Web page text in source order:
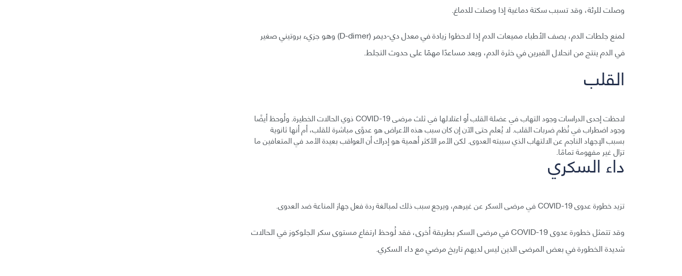
وصلت للرئة، وقد تسبب سكتة دماغية إذا وصلت للدماغ.
لمنع جلطات الدم، يصف الأطباء مميعات الدم إذا لاحظوا زيادة في معدل دي-ديمر (D-dimer) وهو جزيء بروتيني صغير
في الدم ينتج من انحلال الفبرين في خثرة الدم، ويعد مساعدًا مهمًا على حدوث التجلط.
القلب
لاحظت إحدى الدراسات وجود التهاب في عضلة القلب أو اعتلالها في ثلث مرضى COVID-19 ذوي الحالات الخطيرة. ولُوحظ أيضًا
وجود اضطراب في نُظم ضربات القلب. لا يُعلم حتى الآن إن كان سبب هذه الأعراض هو عدوًى مباشرة للقلب، أم أنها ثانوية
بسبب الإجهاد الناجم عن الالتهاب الذي سببته العدوى. لكن الأمر الأكثر أهمية هو إدراك أن العواقب بعيدة الأمد في المتعافين ما
تزال غير مفهومة تمامًا.
داء السكري
تزيد خطورة عدوى COVID-19 في مرضى السكر عن غيرهم، ويرجع سبب ذلك لمبالغة ردة فعل جهاز المناعة ضد العدوى.
وقد تتمثل خطورة عدوى COVID-19 في مرضى السكر بطريقة أخرى، فقد لُوحظ ارتفاع مستوى سكر الجلوكوز في الحالات
شديدة الخطورة في بعض المرضى الذين ليس لديهم تاريخ مرضي مع داء السكري.